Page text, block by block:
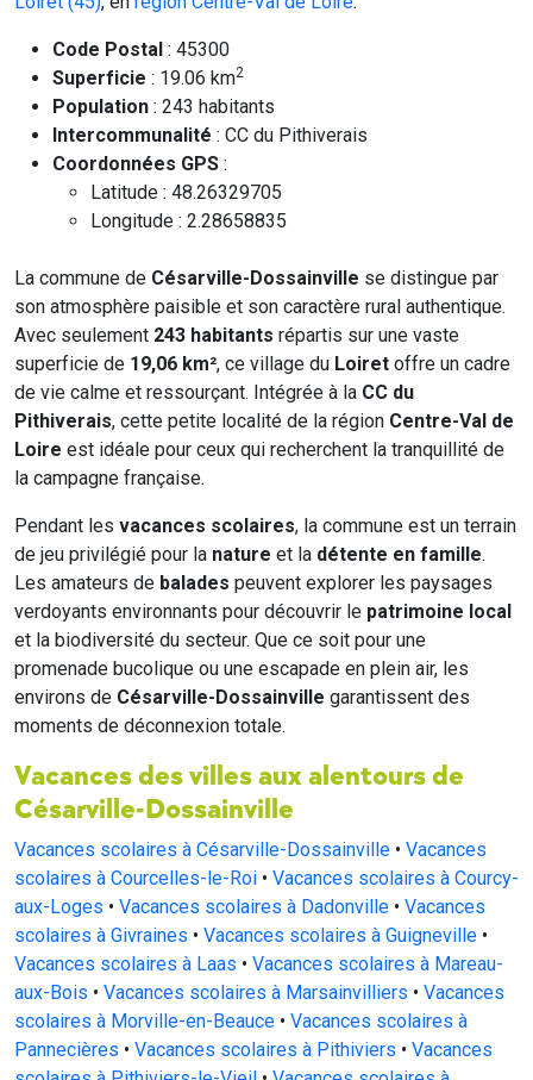
Code Postal : 45300
Superficie : 19.06 km2
Population : 243 habitants
Intercommunalité : CC du Pithiverais
Coordonnées GPS :
Latitude : 48.26329705
Longitude : 2.28658835
La commune de Césarville-Dossainville se distingue par
son atmosphère paisible et son caractère rural authentique.
Avec seulement 243 habitants répartis sur une vaste
superficie de 19,06 km², ce village du Loiret offre un cadre
de vie calme et ressourçant. Intégrée à la CC du
Pithiverais, cette petite localité de la région Centre-Val de
Loire est idéale pour ceux qui recherchent la tranquillité de
la campagne française.
Pendant les vacances scolaires, la commune est un terrain
de jeu privilégié pour la nature et la détente en famille.
Les amateurs de balades peuvent explorer les paysages
verdoyants environnants pour découvrir le patrimoine local
et la biodiversité du secteur. Que ce soit pour une
promenade bucolique ou une escapade en plein air, les
environs de Césarville-Dossainville garantissent des
moments de déconnexion totale.
Vacances des villes aux alentours de
Césarville-Dossainville
Vacances scolaires à Césarville-Dossainville • Vacances
scolaires à Courcelles-le-Roi • Vacances scolaires à Courcy-
aux-Loges • Vacances scolaires à Dadonville • Vacances
scolaires à Givraines • Vacances scolaires à Guigneville •
Vacances scolaires à Laas • Vacances scolaires à Mareau-
aux-Bois • Vacances scolaires à Marsainvilliers • Vacances
scolaires à Morville-en-Beauce • Vacances scolaires à
Pannecières • Vacances scolaires à Pithiviers • Vacances